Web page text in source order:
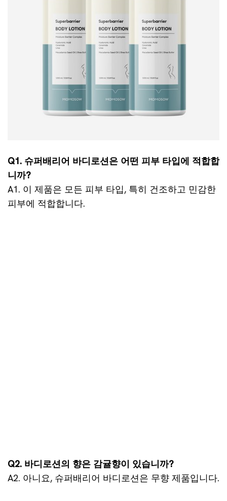
Q1. 슈퍼배리어 바디로션은 어떤 피부 타입에 적합합
니까?
A1. 이 제품은 모든 피부 타입, 특히 건조하고 민감한
피부에 적합합니다.
Q2. 바디로션의 향은 감귤향이 있습니까?
A2. 아니요, 슈퍼배리어 바디로션은 무향 제품입니다.